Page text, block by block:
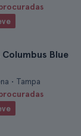
Columbus Blue
• Tampa